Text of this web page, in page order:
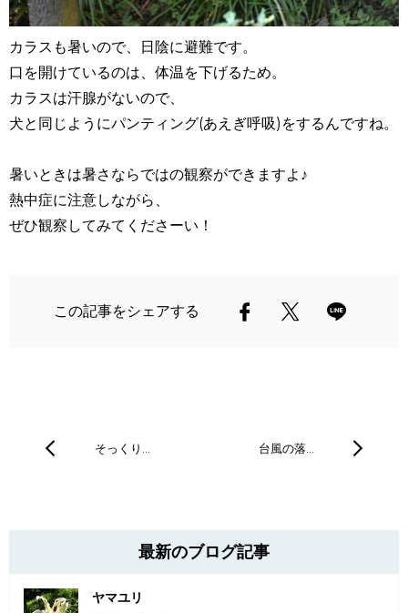
カラスも暑いので、日陰に避難です。
口を開けているのは、体温を下げるため。
カラスは汗腺がないので、
犬と同じようにパンティング(あえぎ呼吸)をするんですね。
暑いときは暑さならではの観察ができますよ♪
熱中症に注意しながら、
ぜひ観察してみてくださーい！
この記事をシェアする
そっくり… 台風の落…
最新のブログ記事
ヤマユリ